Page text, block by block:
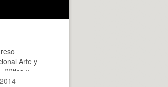
Arte y
??tica y
habitar.